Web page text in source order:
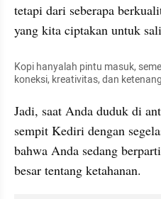
tetapi dari seberapa
yang kita ciptakan untuk
Kopi hanyalah pintu masuk,
koneksi, kreativitas, dan
​Jadi, saat Anda duduk di
sempit Kediri dengan
bahwa Anda sedang
besar tentang ketahanan.